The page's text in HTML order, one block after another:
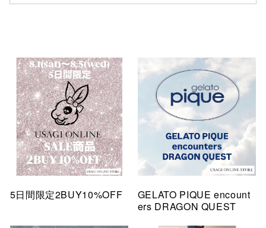
5日間限定2BUY10%OFF
GELATO PIQUE encount
ers DRAGON QUEST